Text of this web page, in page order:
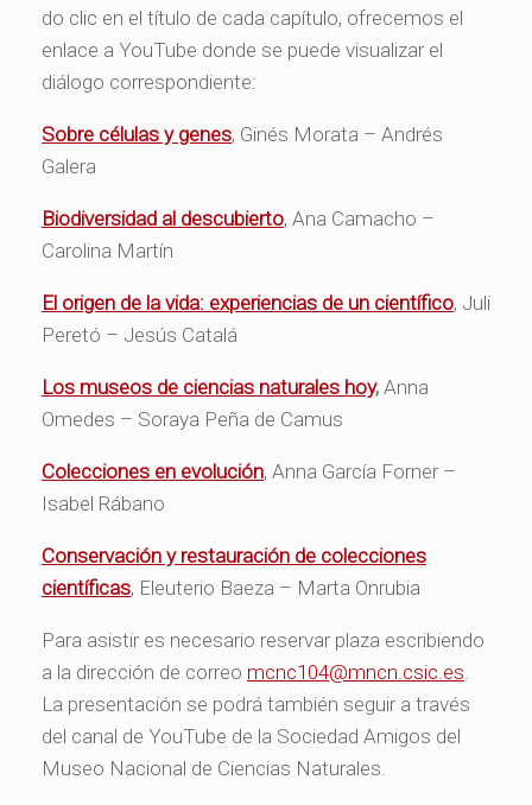
do clic en el título de cada capítulo, ofrecemos el
enlace a YouTube donde se puede visualizar el
diálogo correspondiente:
Sobre células y genes, Ginés Morata – Andrés
Galera
Biodiversidad al descubierto, Ana Camacho –
Carolina Martín
El origen de la vida: experiencias de un científico, Juli
Peretó – Jesús Catalá
Los museos de ciencias naturales hoy, Anna
Omedes – Soraya Peña de Camus
Colecciones en evolución, Anna García Forner –
Isabel Rábano
Conservación y restauración de colecciones
científicas, Eleuterio Baeza – Marta Onrubia
Para asistir es necesario reservar plaza escribiendo
a la dirección de correo mcnc104@mncn.csic.es
La presentación se podrá también seguir a través
del canal de YouTube de la Sociedad Amigos del
Museo Nacional de Ciencias Naturales.